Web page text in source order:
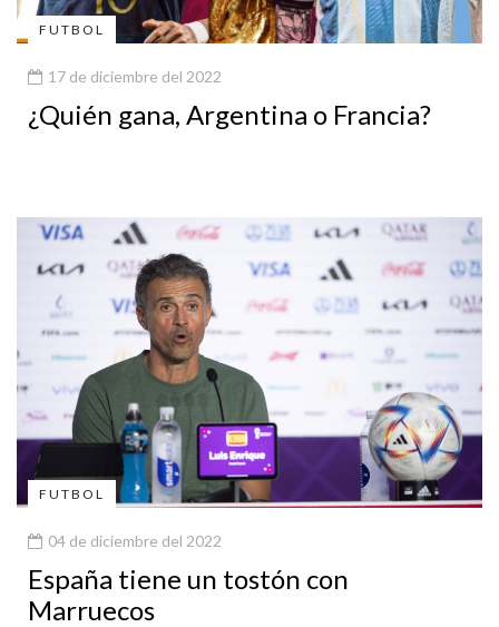
FUTBOL
17 de diciembre del 2022
¿Quién gana, Argentina o Francia?
FUTBOL
04 de diciembre del 2022
España tiene un tostón con
Marruecos